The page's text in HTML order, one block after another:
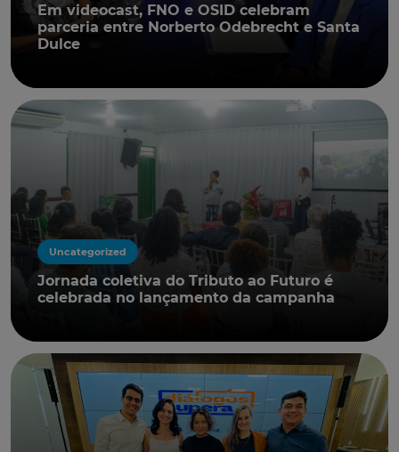
Em videocast, FNO e OSID celebram
parceria entre Norberto Odebrecht e Santa
Dulce
Uncategorized
Jornada coletiva do Tributo ao Futuro é
celebrada no lançamento da campanha